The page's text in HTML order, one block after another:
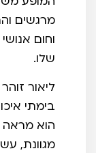
מרגשים
וחום
שלו.
ליאור
בימתי
הוא מראה
מגוונת,